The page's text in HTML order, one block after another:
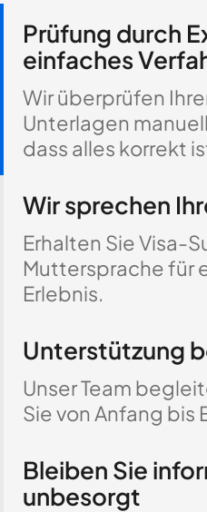
Prüfung durch
einfaches
Wir überprüfen
Unterlagen
dass alles korrekt
Wir sprechen
Erhalten Sie Visa-
Muttersprache für
Erlebnis.
Unterstützung
Unser Team
Sie von Anfang bis
Bleiben Sie
unbesorgt